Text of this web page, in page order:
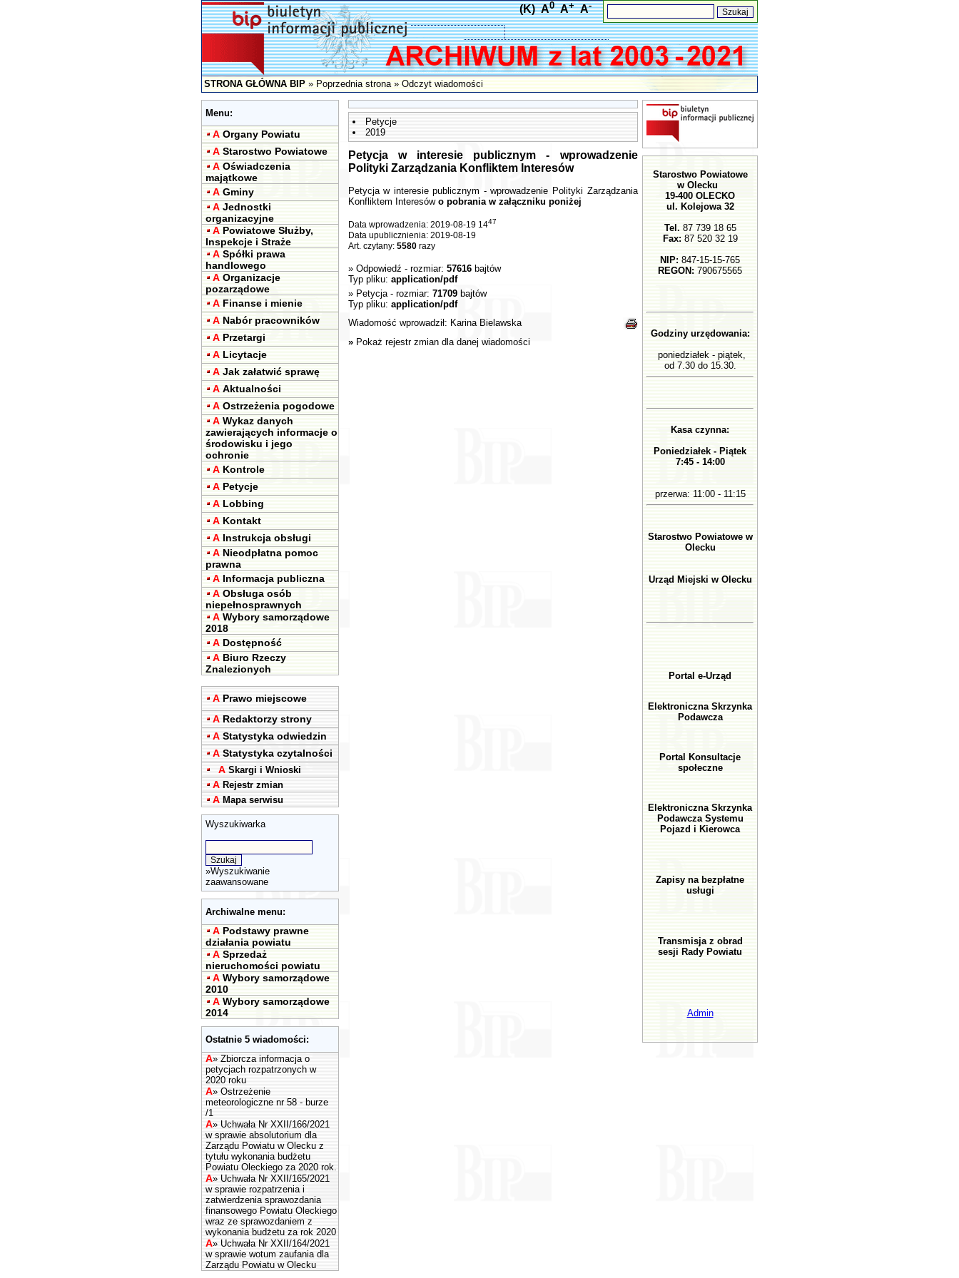
(K) A0 A+ A-
STRONA GŁÓWNA BIP»Poprzednia strona» Odczyt wiadomości
Menu:
A Organy Powiatu
A Starostwo Powiatowe
A Oświadczenia
majątkowe
A Gminy
A Jednostki
organizacyjne
A Powiatowe Służby,
Inspekcje i Straże
A Spółki prawa
handlowego
A Organizacje
pozarządowe
A Finanse i mienie
A Nabór pracowników
A Przetargi
A Licytacje
A Jak załatwić sprawę
A Aktualności
A Ostrzeżenia pogodowe
A Wykaz danych
zawierających informacje o
środowisku i jego
ochronie
A Kontrole
A Petycje
A Lobbing
A Kontakt
A Instrukcja obsługi
A Nieodpłatna pomoc
prawna
A Informacja publiczna
A Obsługa osób
niepełnosprawnych
A Wybory samorządowe
2018
A Dostępność
A Biuro Rzeczy
Znalezionych
A Prawo miejscowe
A Redaktorzy strony
A Statystyka odwiedzin
A Statystyka czytalności
A Skargi i Wnioski
A Rejestr zmian
A Mapa serwisu
Wyszukiwarka
»Wyszukiwanie
zaawansowane
Archiwalne menu:
A Podstawy prawne
działania powiatu
A Sprzedaż
nieruchomości powiatu
A Wybory samorządowe
2010
A Wybory samorządowe
2014
Ostatnie 5 wiadomości:
A» Zbiorcza informacja o
petycjach rozpatrzonych w
2020 roku
A» Ostrzeżenie
meteorologiczne nr 58 - burze
/1
A» Uchwała Nr XXII/166/2021
w sprawie absolutorium dla
Zarządu Powiatu w Olecku z
tytułu wykonania budżetu
Powiatu Oleckiego za 2020 rok.
A» Uchwała Nr XXII/165/2021
w sprawie rozpatrzenia i
zatwierdzenia sprawozdania
finansowego Powiatu Oleckiego
wraz ze sprawozdaniem z
wykonania budżetu za rok 2020
A» Uchwała Nr XXII/164/2021
w sprawie wotum zaufania dla
Zarządu Powiatu w Olecku
Petycje
2019
Petycja w interesie publicznym - wprowadzenie
Polityki Zarządzania Konfliktem Interesów
Petycja w interesie publicznym - wprowadzenie Polityki Zarządzania
Konfliktem Interesów o pobrania w załączniku poniżej
Data wprowadzenia: 2019-08-19 1447
Data upublicznienia: 2019-08-19
Art. czytany: 5580razy
» Odpowiedź - rozmiar: 57616bajtów
Typ pliku: application/pdf
» Petycja- rozmiar: 71709bajtów
Typ pliku: application/pdf
Wiadomość wprowadził: Karina Bielawska
» Pokaż rejestr zmian dla danej wiadomości
Starostwo Powiatowe
w Olecku
19-400 OLECKO
ul. Kolejowa 32
Tel. 87 739 18 65
Fax: 87 520 32 19
NIP: 847-15-15-765
REGON: 790675565
Godziny urzędowania:
poniedziałek - piątek,
od 7.30 do 15.30.
Kasa czynna:
Poniedziałek - Piątek
7:45 - 14:00
przerwa: 11:00 - 11:15
Starostwo Powiatowe w
Olecku
Urząd Miejski w Olecku
Portal e-Urząd
Elektroniczna Skrzynka
Podawcza
Portal Konsultacje
społeczne
Elektroniczna Skrzynka
Podawcza Systemu
Pojazd i Kierowca
Zapisy na bezpłatne
usługi
Transmisja z obrad
sesji Rady Powiatu
Admin